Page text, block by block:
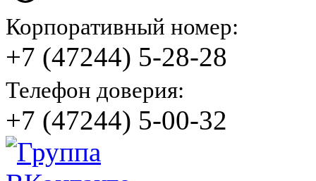
Корпоративный номер:
+7 (47244) 5-28-28
Телефон доверия:
+7 (47244) 5-00-32